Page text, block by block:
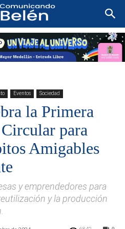
Eventos Sociedad
la Primera
para
Amigables
y emprendedores para
y la producción